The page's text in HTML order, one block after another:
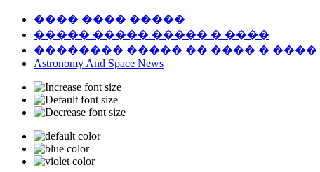
���� ���� �����
����� ����� ����� � ����
�������� ����� �� ���� �
Astronomy And Space News